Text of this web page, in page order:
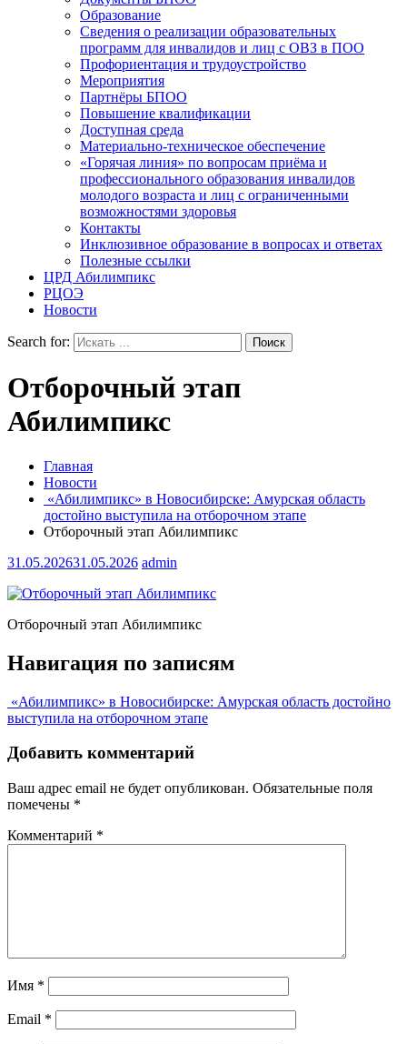
Образование
Сведения о реализации образовательных
программ для инвалидов и лиц с ОВЗ в ПОО
Профориентация и трудоустройство
Мероприятия
Партнёры БПОО
Повышение квалификации
Доступная среда
Материально-техническое обеспечение
«Горячая линия» по вопросам приёма и
профессионального образования инвалидов
молодого возраста и лиц с ограниченными
возможностями здоровья
Контакты
Инклюзивное образование в вопросах и ответах
Полезные ссылки
ЦРД Абилимпикс
РЦОЭ
Новости
Search for:
Отборочный этап
Абилимпикс
Главная
Новости
«Абилимпикс» в Новосибирске: Амурская область
достойно выступила на отборочном этапе
Отборочный этап Абилимпикс
31.05.202631.05.2026 admin
Отборочный этап Абилимпикс
Навигация по записям
«Абилимпикс» в Новосибирске: Амурская область достойно
выступила на отборочном этапе
Добавить комментарий
Ваш адрес email не будет опубликован. Обязательные поля
помечены *
Комментарий *
Имя *
Email *